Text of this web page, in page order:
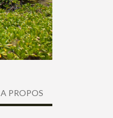
A PROPOS